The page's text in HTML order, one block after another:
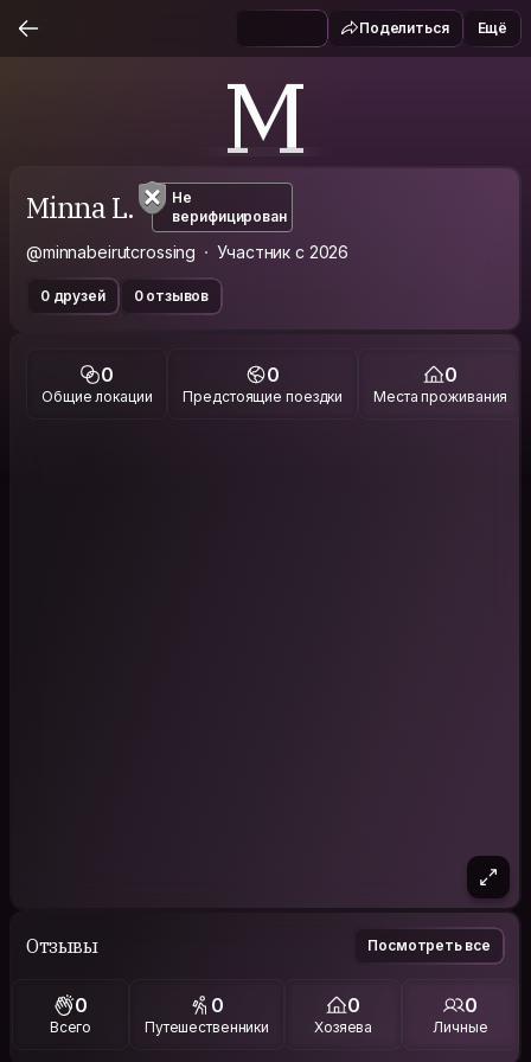
Поделиться Ещё
M
Minna L.
Не
верифицирован
@minnabeirutcrossing Участник с 2026
0 друзей 0 отзывов
0
Общие локации
0
Предстоящие поездки
0
Места проживания
Отзывы Посмотреть все
0
Всего
0
Путешественники
0
Хозяева
0
Личные